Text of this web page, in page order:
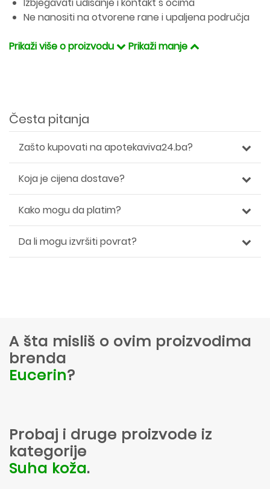
Ne nanositi na otvorene rane i upaljena područja
Prikaži više o proizvodu Prikaži manje
Česta pitanja
Zašto kupovati na apotekaviva24.ba?
Koja je cijena dostave?
Kako mogu da platim?
Da li mogu izvršiti povrat?
A šta misliš o ovim proizvodima
brenda
Eucerin?
Probaj i druge proizvode iz
kategorije
Suha koža.